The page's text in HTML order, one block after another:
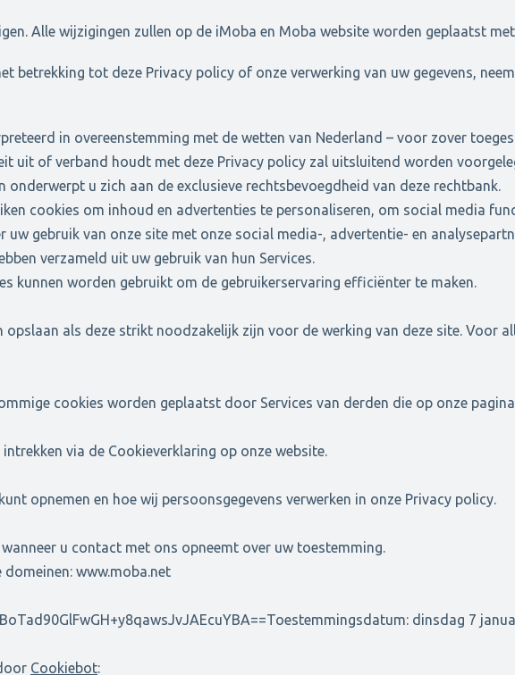
Alle wijzigingen zullen op de iMoba en Moba website worden geplaatst
betrekking tot deze Privacy policy of onze verwerking van uw gegevens,
in overeenstemming met de wetten van Nederland – voor zover
uit of verband houdt met deze Privacy policy zal uitsluitend worden
onderwerpt u zich aan de exclusieve rechtsbevoegdheid van deze rechtbank.
cookies om inhoud en advertenties te personaliseren, om social media
gebruik van onze site met onze social media-, advertentie- en
verzameld uit uw gebruik van hun Services.
kunnen worden gebruikt om de gebruikerservaring efficiënter te maken.
als deze strikt noodzakelijk zijn voor de werking van deze site. Voor
cookies worden geplaatst door Services van derden die op onze
via de Cookieverklaring op onze website.
opnemen en hoe wij persoonsgegevens verwerken in onze Privacy policy.
u contact met ons opneemt over uw toestemming.
www.moba.net
dinsdag 7
Cookiebot: